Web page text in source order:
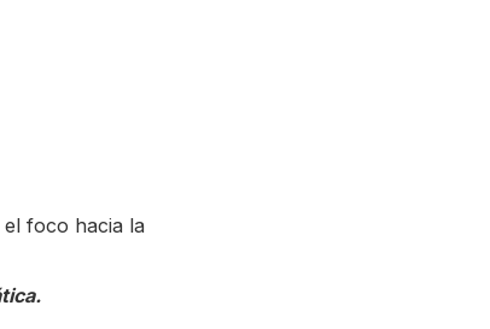
foco hacia la